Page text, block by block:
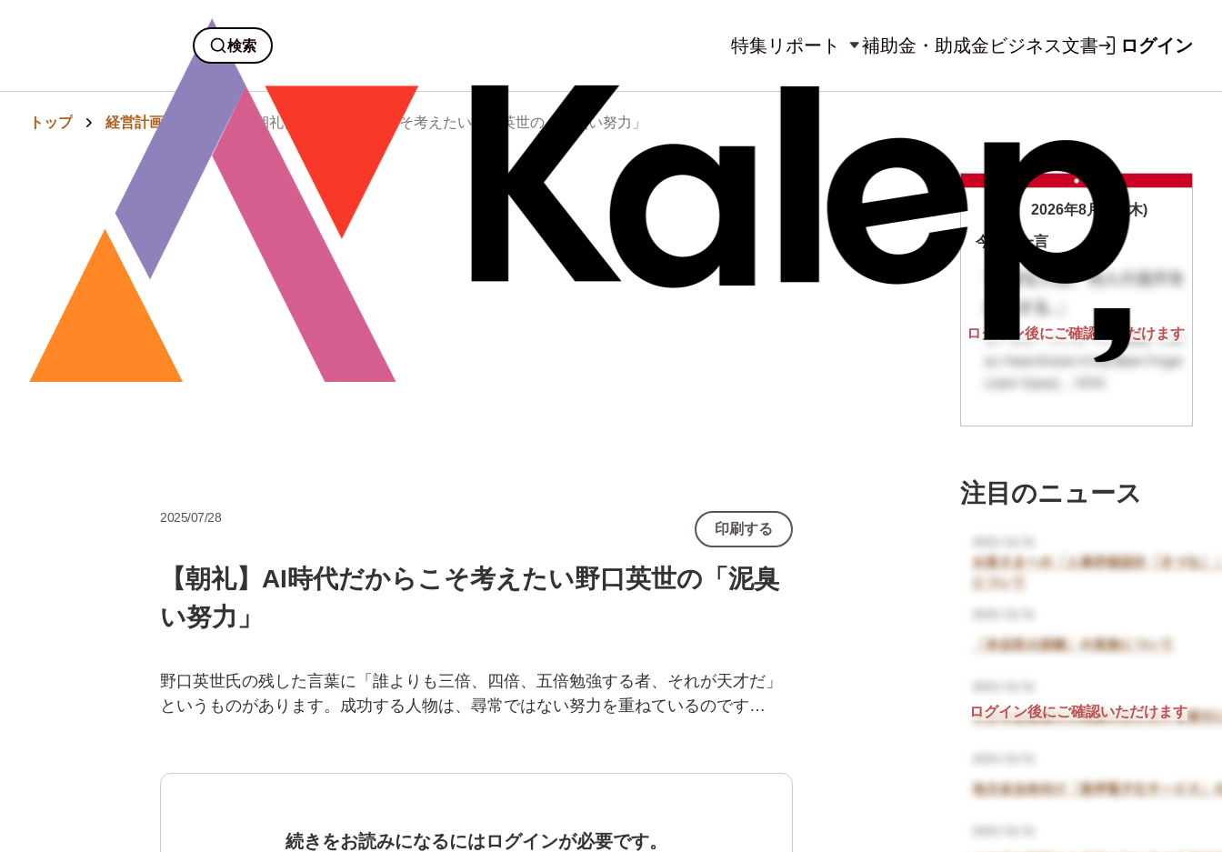
検索 特集 リポート 補助金・助成金ビジネス文書 ログイン
トップ 経営計画・組織 【朝礼】AI時代だからこそ考えたい野口英世の「泥臭い努力」
2025/07/28
印刷する
【朝礼】AI時代だからこそ考えたい野口英世の「泥臭
い努力」
野口英世氏の残した言葉に「誰よりも三倍、四倍、五倍勉強する者、それが天才だ」
というものがあります。成功する人物は、尋常ではない努力を重ねているのです…
続きをお読みになるにはログインが必要です。
2026年8月6日(木)
今日の一言
ログイン後にご確認いただけます
注目のニュース
ログイン後にご確認いただけます